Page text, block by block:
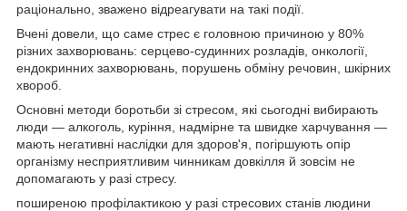
раціонально, зважено відреагувати на такі події.
Вчені довели, що саме стрес є головною причиною у 80%
різних захворювань: серцево-судинних розладів, онкології,
ендокринних захворювань, порушень обміну речовин, шкірних
хвороб.
Основні методи боротьби зі стресом, які сьогодні вибирають
люди — алкоголь, куріння, надмірне та швидке харчування —
мають негативні наслідки для здоров'я, погіршують опір
організму несприятливим чинникам довкілля й зовсім не
допомагають у разі стресу.
поширеною профілактикою у разі стресових станів людини